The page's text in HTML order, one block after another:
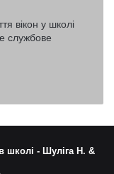
вікон у школі
службове
в школі - Шуліга Н. &